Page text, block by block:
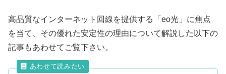
高品質なインターネット回線を提供する「eo光」に焦点
を当て、その優れた安定性の理由について解説した以下の
記事もあわせてご覧下さい。